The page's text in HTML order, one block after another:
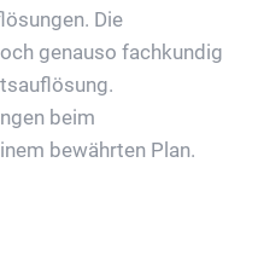
Die
genauso fachkundig
beim
bewährten Plan.